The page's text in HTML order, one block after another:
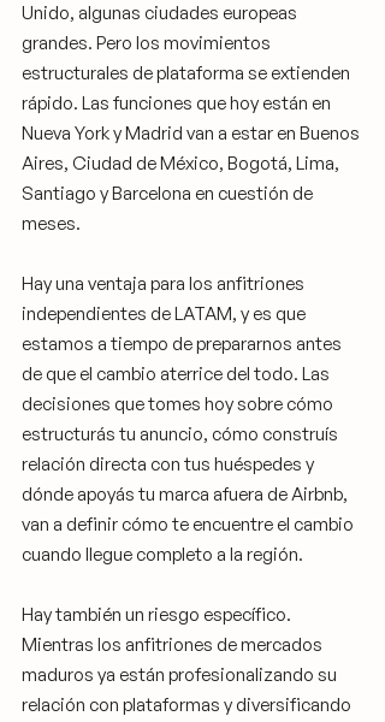
Unido, algunas ciudades europeas
grandes. Pero los movimientos
estructurales de plataforma se extienden
rápido. Las funciones que hoy están en
Nueva York y Madrid van a estar en Buenos
Aires, Ciudad de México, Bogotá, Lima,
Santiago y Barcelona en cuestión de
meses.
Hay una ventaja para los anfitriones
independientes de LATAM, y es que
estamos a tiempo de prepararnos antes
de que el cambio aterrice del todo. Las
decisiones que tomes hoy sobre cómo
estructurás tu anuncio, cómo construís
relación directa con tus huéspedes y
dónde apoyás tu marca afuera de Airbnb,
van a definir cómo te encuentre el cambio
cuando llegue completo a la región.
Hay también un riesgo específico.
Mientras los anfitriones de mercados
maduros ya están profesionalizando su
relación con plataformas y diversificando